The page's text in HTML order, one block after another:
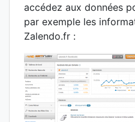
accédez aux données
par exemple les
Zalendo.fr :